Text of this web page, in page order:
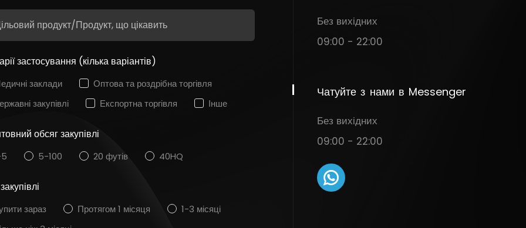
застосування (кілька варіантів)
заклади
Оптова та роздрібна торгівля
закупівлі
Експортна торгівля Інше
обсяг закупівлі
5-100 20 футів 40HQ
зараз Протягом 1 місяця
1-3 місяці
Без вихідних
09:00 - 22:00
Чатуйте з нами в Messenger
Без вихідних
09:00 - 22:00